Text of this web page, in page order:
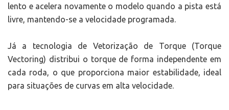
lento e acelera novamente o modelo quando a pista está
livre, mantendo-se a velocidade programada.
Já a tecnologia de Vetorização de Torque (Torque
Vectoring) distribui o torque de forma independente em
cada roda, o que proporciona maior estabilidade, ideal
para situações de curvas em alta velocidade.